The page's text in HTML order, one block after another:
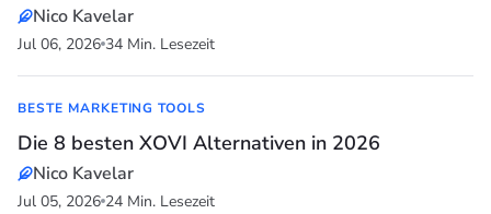
Nico Kavelar
Jul 06, 2026 34 Min. Lesezeit
BESTE MARKETING TOOLS
Die 8 besten XOVI Alternativen in 2026
Nico Kavelar
Jul 05, 2026 24 Min. Lesezeit